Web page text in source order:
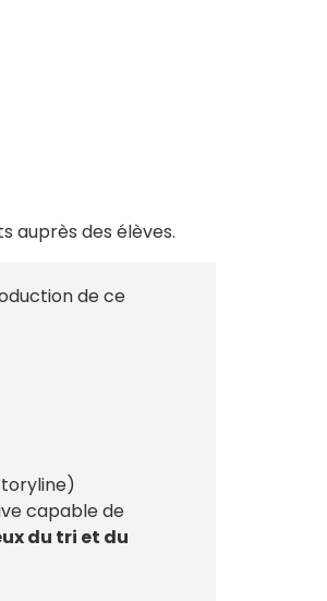
auprès des élèves.
de ce
capable de
du tri et du